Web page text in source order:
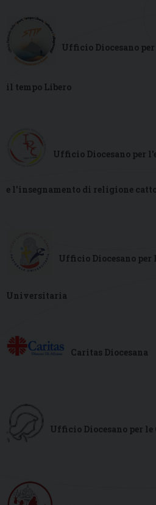
Ufficio Diocesano
il tempo Libero
Ufficio Diocesano per
e l'insegnamento di religione
Ufficio Diocesano per
Universitaria
Caritas Diocesana
Ufficio Diocesano per